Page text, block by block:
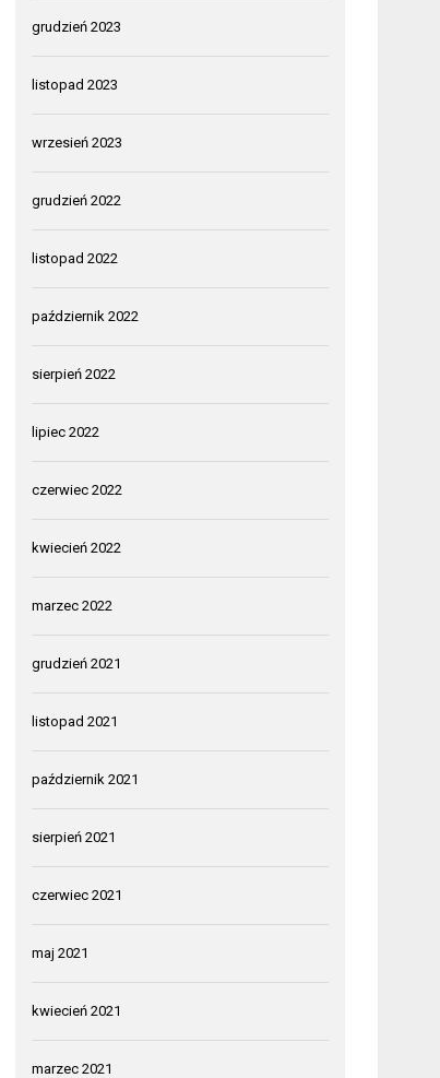
grudzień 2023
listopad 2023
wrzesień 2023
grudzień 2022
listopad 2022
październik 2022
sierpień 2022
lipiec 2022
czerwiec 2022
kwiecień 2022
marzec 2022
grudzień 2021
listopad 2021
październik 2021
sierpień 2021
czerwiec 2021
maj 2021
kwiecień 2021
marzec 2021